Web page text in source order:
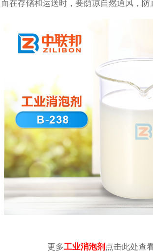
在存储和运送时，要荫凉自然通风，防
更多工业消泡剂 点击此处查